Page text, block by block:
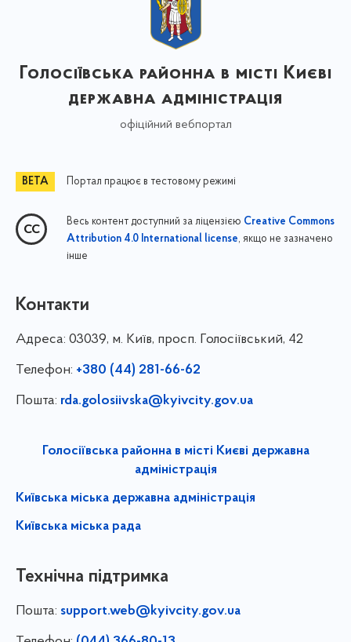
Голосіївська районна в місті Києві
державна адміністрація
офіційний вебпортал
Портал працює в тестовому режимі
Весь контент доступний за ліцензією Creative Commons
Attribution 4.0 International license, якщо не зазначено
інше
Контакти
Адреса: 03039, м. Київ, просп. Голосіївський, 42
Телефон: +380 (44) 281-66-62
Пошта: rda.golosiivska@kyivcity.gov.ua
Голосіївська районна в місті Києві державна
адміністрація
Київська міська державна адміністрація
Київська міська рада
Технічна підтримка
Пошта: support.web@kyivcity.gov.ua